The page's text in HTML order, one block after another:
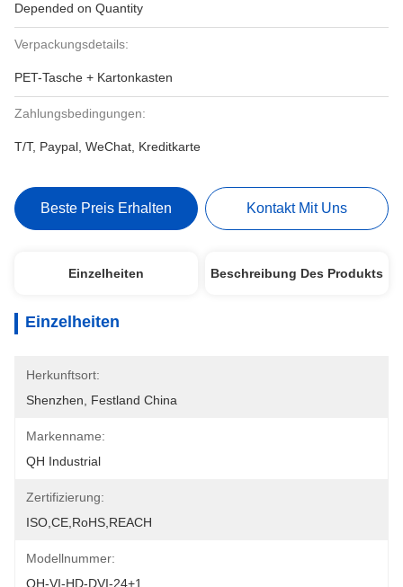
Depended on Quantity
Verpackungsdetails:
PET-Tasche + Kartonkasten
Zahlungsbedingungen:
T/T, Paypal, WeChat, Kreditkarte
Beste Preis Erhalten Kontakt Mit Uns
Einzelheiten Beschreibung Des Produkts
Einzelheiten
Herkunftsort:
Shenzhen, Festland China
Markenname:
QH Industrial
Zertifizierung:
ISO,CE,RoHS,REACH
Modellnummer:
QH-VI-HD-DVI-24+1